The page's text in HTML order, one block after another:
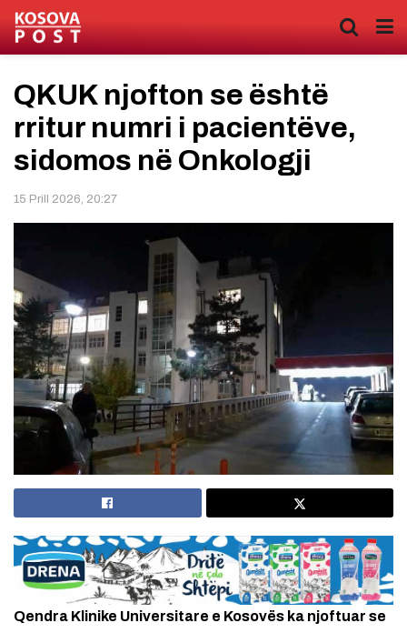
QKUK njofton se është
rritur numri i pacientëve,
sidomos në Onkologji
15 Prill 2026, 20:27
Qendra Klinike Universitare e Kosovës ka njoftuar se